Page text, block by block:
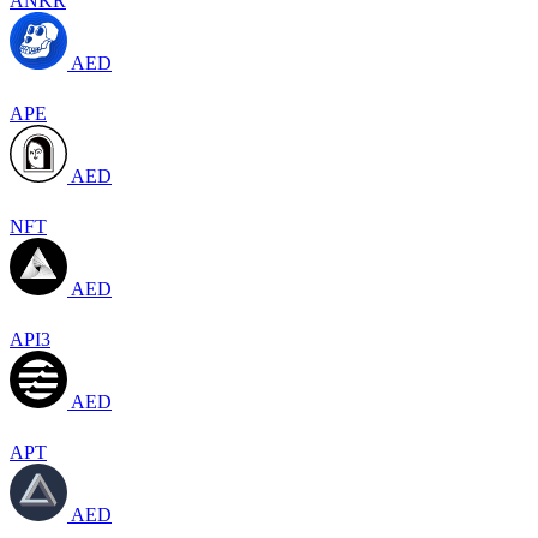
AED
APE
AED
NFT
AED
API3
AED
APT
AED